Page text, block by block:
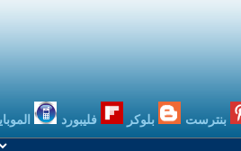
بنترست بلوكر فليبورد